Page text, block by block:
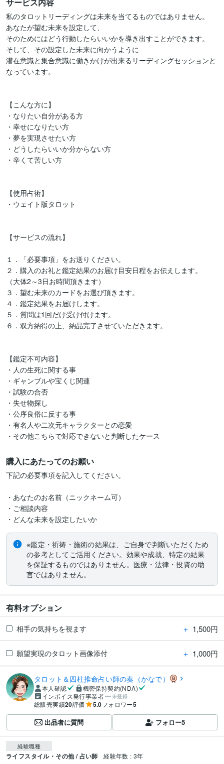
私のタロットリーディングは未来を当てるものではありません。
あなたが望む未来を設定して、
そのためにはどう行動したらいいかを導き出すことができます。
そして、その設定した未来に向かうように
潜在意識と集合意識に働きかけが出来るリーディングセッションと
なっています。
【こんな方に】
・なりたい自分がある方
・幸せになりたい方
・夢を実現させたい方
・どうしたらいいか分からない方
・辛くて苦しい方
【使用占術】
・ウェイト版タロット
【サービスの流れ】
１．「必要事項」をお送りください。
２．購入のお礼と鑑定結果のお届け目安日程をお伝えします。
（大体2～3日お時間頂きます）
３．望む未来のカードをお選び頂きます。
４．鑑定結果をお届けします。
５．質問は1回だけ受け付けます。
６．双方納得の上、納品完了させていただきます。
【鑑定不可内容】
・人の生死に関する事
・ギャンブルや宝くじ関連
・試験の合否
・失せ物探し
・公序良俗に反する事
・有名人や二次元キャラクターとの恋愛
・その他こちらで対応できないと判断したケース
購入にあたってのお願い
下記の必要事項を記入してください。
・あなたのお名前（ニックネーム可）
・ご相談内容
・どんな未来を設定したいか
※鑑定・祈祷・施術の結果は、ご自身で判断いただくため
の参考としてご活用ください。効果や成就、特定の結果
を保証するものではありません。医療・法律・投資の助
言ではありません。
有料オプション
相手の気持ちを視ます ＋ 1,500円
願望実現のタロット画像添付 ＋ 1,000円
タロット＆四柱推命占い師の奏（かなで）
本人確認
機密保持契約(NDA)
インボイス発行事業者
未登録
総販売実績20評価 5.0フォロワー5
出品者に質問 フォロー5
経験職種
ライフスタイル・その他 / 占い師 経験年数 : 3年